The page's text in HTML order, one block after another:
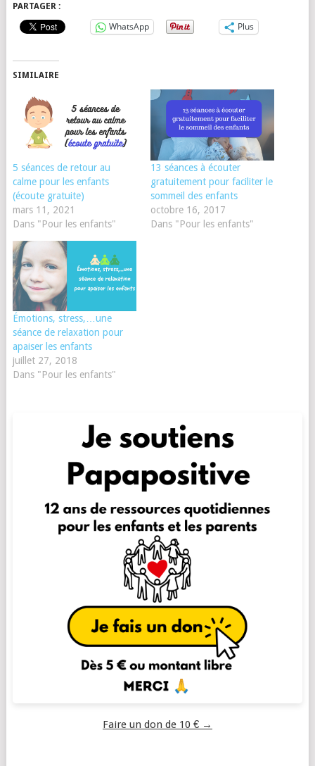
PARTAGER :
WhatsApp Plus
SIMILAIRE
5 séances de retour au
calme pour les enfants
(écoute gratuite)
mars 11, 2021
Dans "Pour les enfants"
13 séances à écouter
gratuitement pour faciliter le
sommeil des enfants
octobre 16, 2017
Dans "Pour les enfants"
Émotions, stress,…une
séance de relaxation pour
apaiser les enfants
juillet 27, 2018
Dans "Pour les enfants"
Faire un don de 10 € →